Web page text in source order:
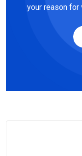
your reason for